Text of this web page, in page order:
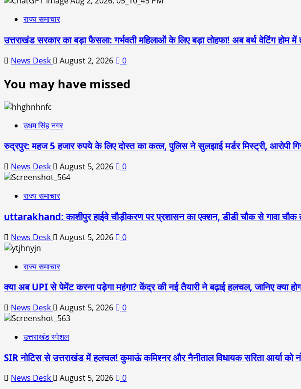
राज्य समाचार
उत्तराखंड सरकार का बड़ा फैसला: गर्भवती महिलाओं के लिए बड़ा तोहफा! अब बर्थ वेटिंग होम में
News Desk August 2, 2026 0
You may have missed
उधम सिंह नगर
रुद्रपुर: महज 5 हजार रुपये के लिए दोस्त का कत्ल, पुलिस ने सुलझाई मर्डर मिस्ट्री, आरोपी
News Desk August 5, 2026 0
राज्य समाचार
uttarakhand: काशीपुर हाईवे चौड़ीकरण पर प्रशासन का एक्शन, डीडी चौक से गावा चौक
News Desk August 5, 2026 0
राज्य समाचार
क्या अब UPI से पेमेंट करना पड़ेगा महंगा? केंद्र की नई तैयारी ने बढ़ाई हलचल, जानिए क्या
News Desk August 5, 2026 0
उत्तराखंड स्पेशल
SIR नोटिस से उत्तराखंड में हलचल! कुमाऊं कमिश्नर और नैनीताल विधायक सरिता आर्या को
News Desk August 5, 2026 0